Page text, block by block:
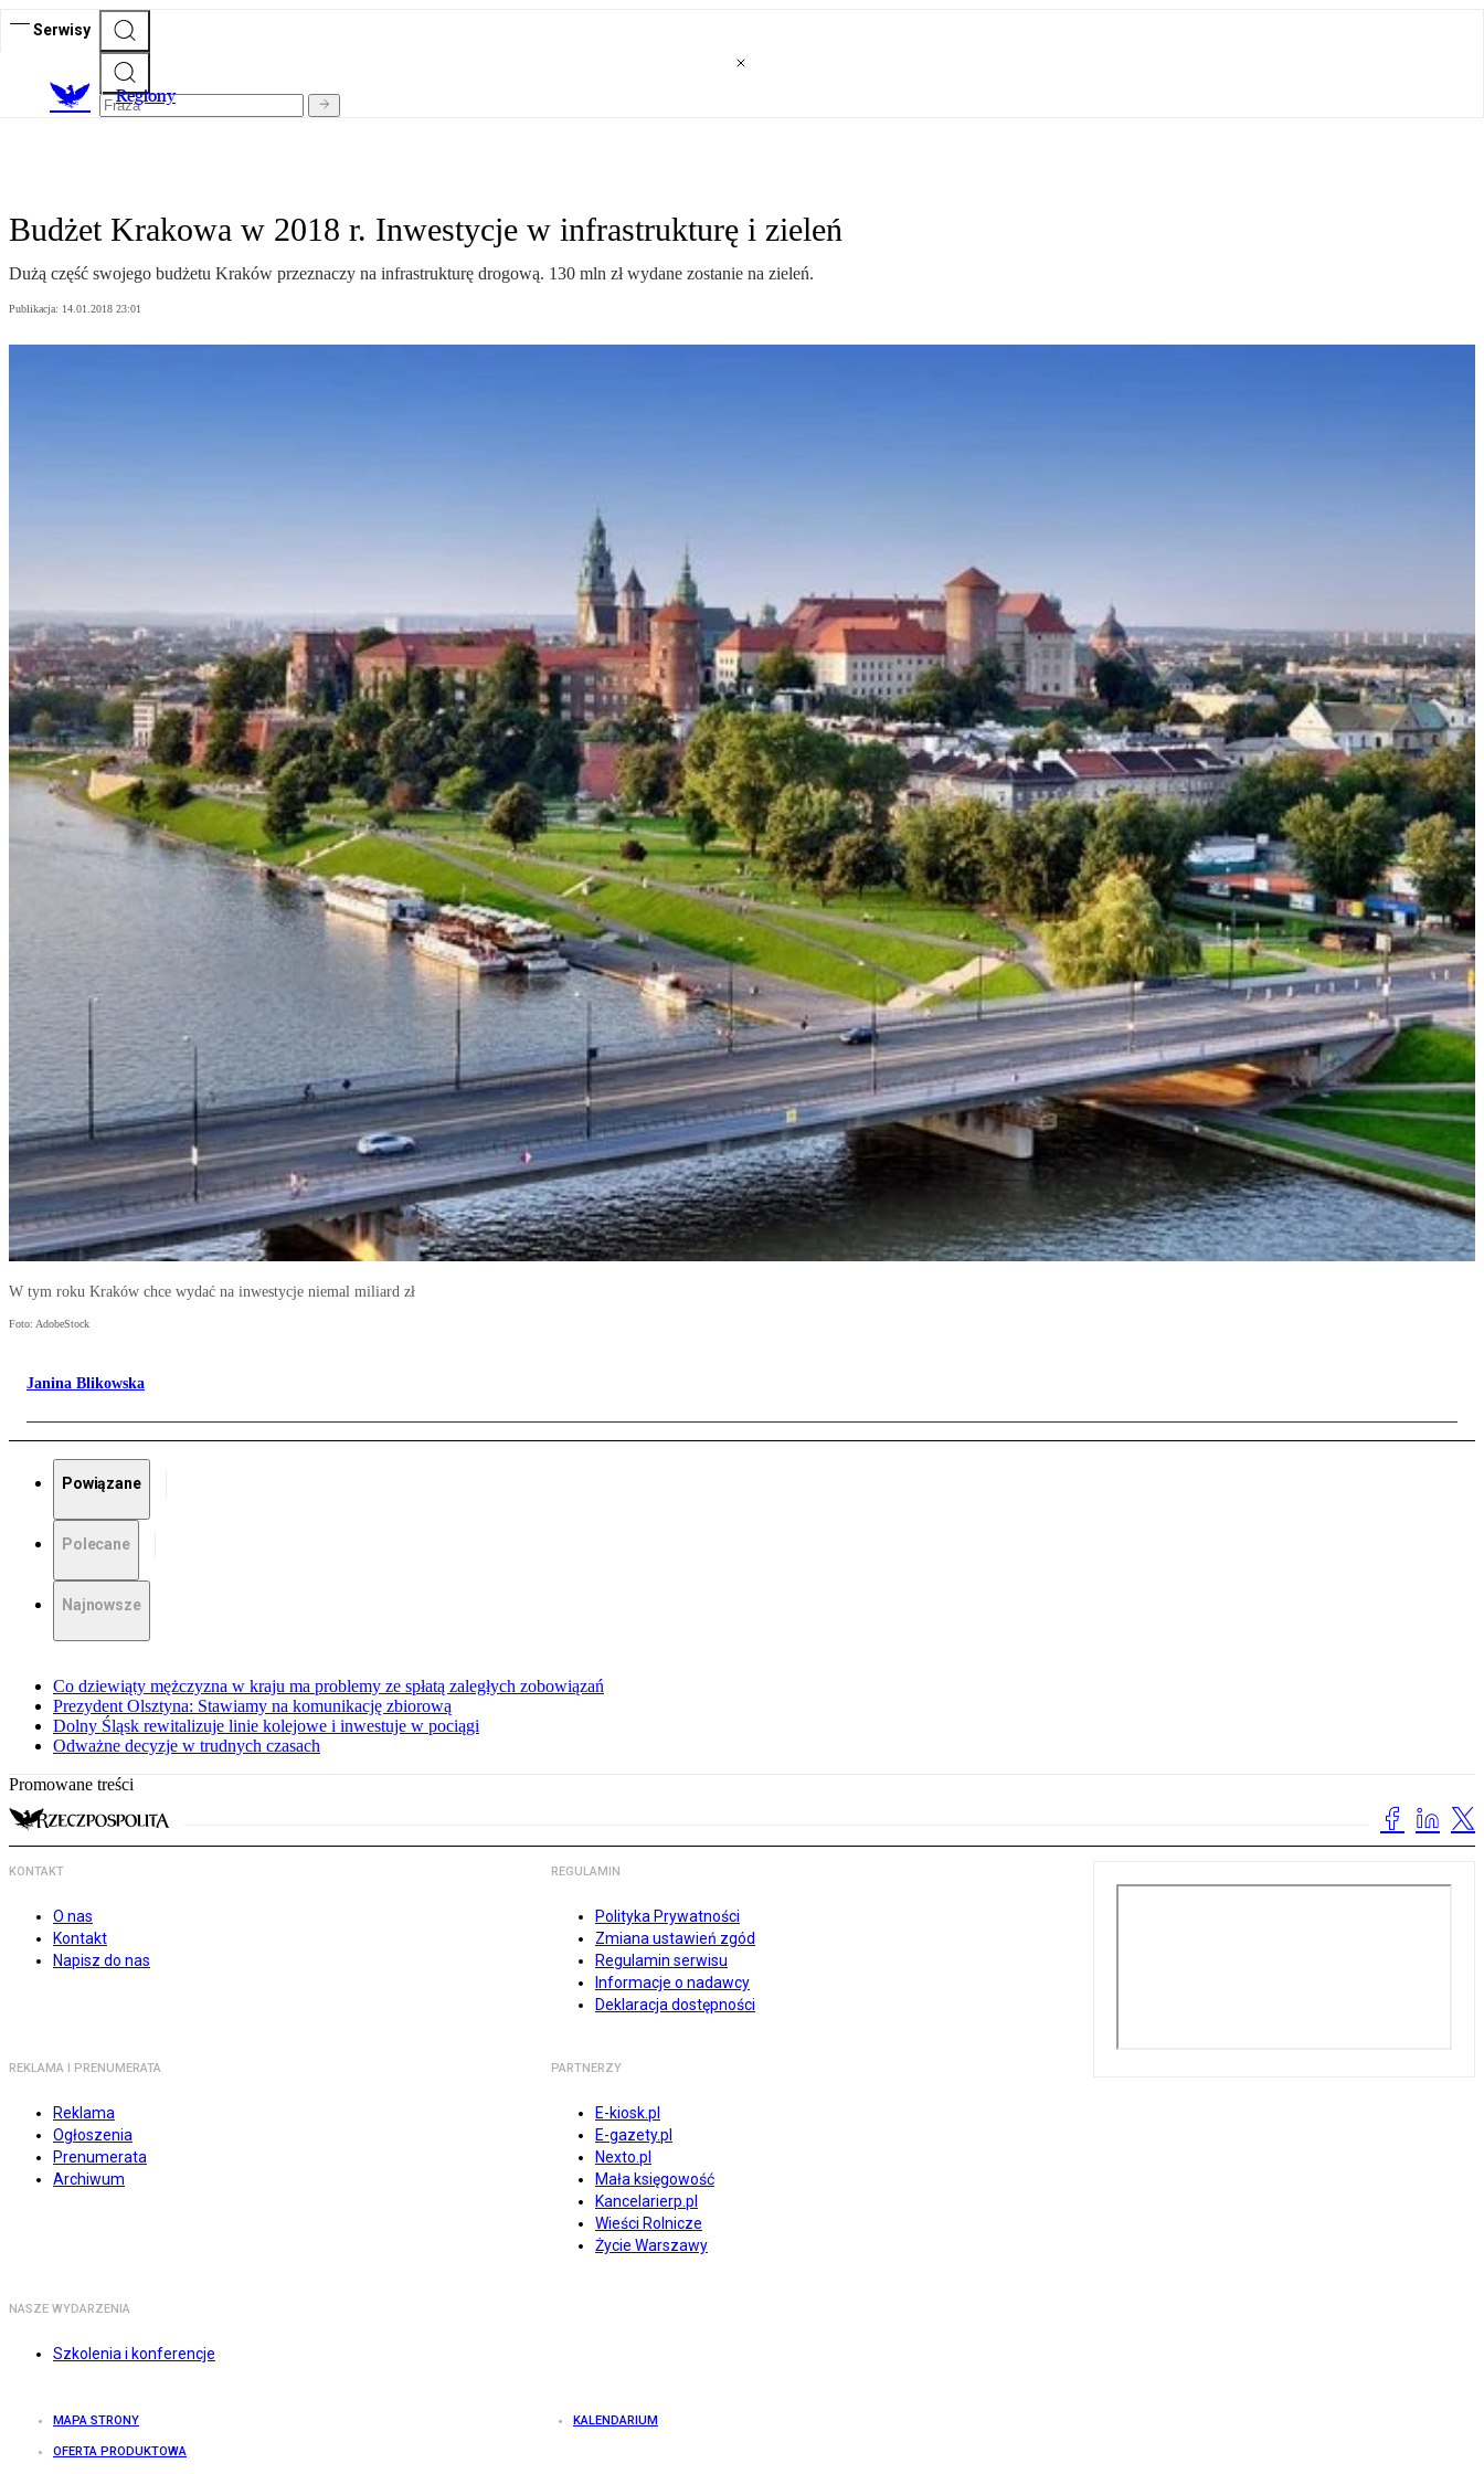
Serwisy
Regiony
Budżet Krakowa w 2018 r. Inwestycje w infrastrukturę i zieleń
Dużą część swojego budżetu Kraków przeznaczy na infrastrukturę drogową. 130 mln zł wydane zostanie na zieleń.
Publikacja: 14.01.2018 23:01
W tym roku Kraków chce wydać na inwestycje niemal miliard zł
Foto: AdobeStock
Janina Blikowska
Powiązane
Polecane
Najnowsze
Co dziewiąty mężczyzna w kraju ma problemy ze spłatą zaległych zobowiązań
Prezydent Olsztyna: Stawiamy na komunikację zbiorową
Dolny Śląsk rewitalizuje linie kolejowe i inwestuje w pociągi
Odważne decyzje w trudnych czasach
Promowane treści
KONTAKT
O nas
Kontakt
Napisz do nas
REGULAMIN
Polityka Prywatności
Zmiana ustawień zgód
Regulamin serwisu
Informacje o nadawcy
Deklaracja dostępności
REKLAMA I PRENUMERATA
Reklama
Ogłoszenia
Prenumerata
Archiwum
PARTNERZY
E-kiosk.pl
E-gazety.pl
Nexto.pl
Mała księgowość
Kancelarierp.pl
Wieści Rolnicze
Życie Warszawy
NASZE WYDARZENIA
Szkolenia i konferencje
MAPA STRONY KALENDARIUM
OFERTA PRODUKTOWA